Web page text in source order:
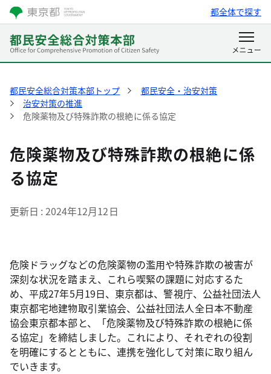
都全体で探す
都民安全総合対策本部トップ
都民安全・治安対策
治安対策の推進
危険薬物及び特殊詐欺の根絶に係る協定
危険薬物及び特殊詐欺の根絶に係
る協定
更新日 2024年12月12日
危険ドラッグなどの危険薬物の濫用や特殊詐欺の被害が
深刻な状況を踏まえ、これら喫緊の課題に対応するた
め、平成27年5月19日、東京都は、警視庁、公益社団法人
東京都宅地建物取引業協会、公益社団法人全日本不動産
協会東京都本部と、「危険薬物及び特殊詐欺の根絶に係
る協定」を締結しました。これにより、それぞれの役割
を明確にするとともに、連携を強化して対策に取り組ん
でいきます。